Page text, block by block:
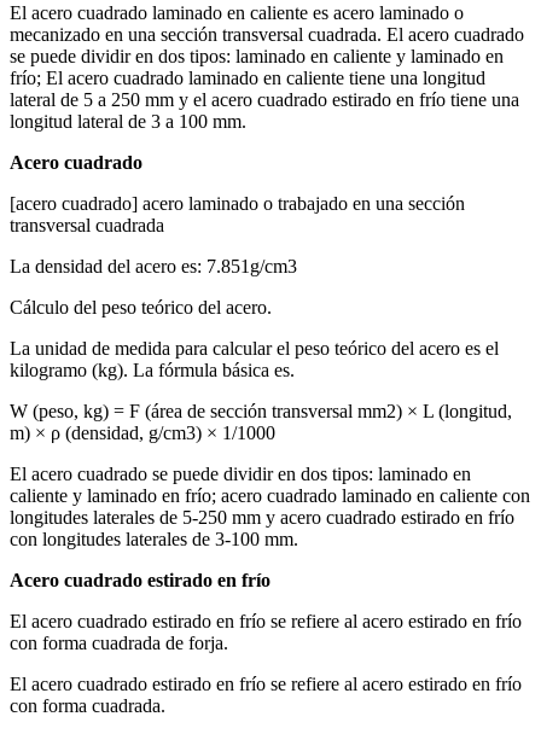
El acero cuadrado laminado en caliente es acero laminado o
mecanizado en una sección transversal cuadrada. El acero cuadrado
se puede dividir en dos tipos: laminado en caliente y laminado en
frío; El acero cuadrado laminado en caliente tiene una longitud
lateral de 5 a 250 mm y el acero cuadrado estirado en frío tiene una
longitud lateral de 3 a 100 mm.
Acero cuadrado
[acero cuadrado] acero laminado o trabajado en una sección
transversal cuadrada
La densidad del acero es: 7.851g/cm3
Cálculo del peso teórico del acero.
La unidad de medida para calcular el peso teórico del acero es el
kilogramo (kg). La fórmula básica es.
W (peso, kg) = F (área de sección transversal mm2) × L (longitud,
m) × ρ (densidad, g/cm3) × 1/1000
El acero cuadrado se puede dividir en dos tipos: laminado en
caliente y laminado en frío; acero cuadrado laminado en caliente con
longitudes laterales de 5-250 mm y acero cuadrado estirado en frío
con longitudes laterales de 3-100 mm.
Acero cuadrado estirado en frío
El acero cuadrado estirado en frío se refiere al acero estirado en frío
con forma cuadrada de forja.
El acero cuadrado estirado en frío se refiere al acero estirado en frío
con forma cuadrada.